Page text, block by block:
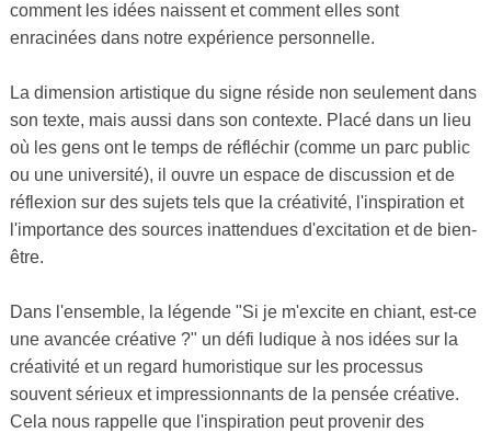
comment les idées naissent et comment elles sont
enracinées dans notre expérience personnelle.
La dimension artistique du signe réside non seulement dans
son texte, mais aussi dans son contexte. Placé dans un lieu
où les gens ont le temps de réfléchir (comme un parc public
ou une université), il ouvre un espace de discussion et de
réflexion sur des sujets tels que la créativité, l'inspiration et
l'importance des sources inattendues d'excitation et de bien-
être.
Dans l'ensemble, la légende "Si je m'excite en chiant, est-ce
une avancée créative ?" un défi ludique à nos idées sur la
créativité et un regard humoristique sur les processus
souvent sérieux et impressionnants de la pensée créative.
Cela nous rappelle que l'inspiration peut provenir des